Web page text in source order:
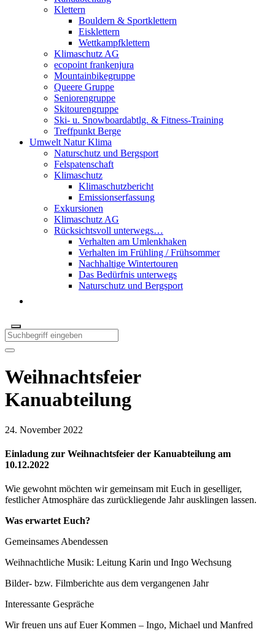
Klettern
Bouldern & Sportklettern
Eisklettern
Wettkampfklettern
Klimaschutz AG
ecopoint frankenjura
Mountainbikegruppe
Queere Gruppe
Seniorengruppe
Skitourengruppe
Ski- u. Snowboardabtlg. & Fitness-Training
Treffpunkt Berge
Umwelt Natur Klima
Naturschutz und Bergsport
Felspatenschaft
Klimaschutz
Klimaschutzbericht
Emissionserfassung
Exkursionen
Klimaschutz AG
Rücksichtsvoll unterwegs…
Verhalten am Umlenkhaken
Verhalten im Frühling / Frühsommer
Nachhaltige Wintertouren
Das Bedürfnis unterwegs
Naturschutz und Bergsport
Weihnachtsfeier
Kanuabteilung
24. November 2022
Einladung zur Weihnachtsfeier der Kanuabteilung am
10.12.2022
Wie gewohnt möchten wir gemeinsam mit Euch in geselliger,
festlicher Atmosphäre das zurückliegende Jahr ausklingen lassen.
Was erwartet Euch?
Gemeinsames Abendessen
Weihnachtliche Musik: Leitung Karin und Ingo Wechsung
Bilder- bzw. Filmberichte aus dem vergangenen Jahr
Interessante Gespräche
Wir freuen uns auf Euer Kommen – Ingo, Michael und Manfred